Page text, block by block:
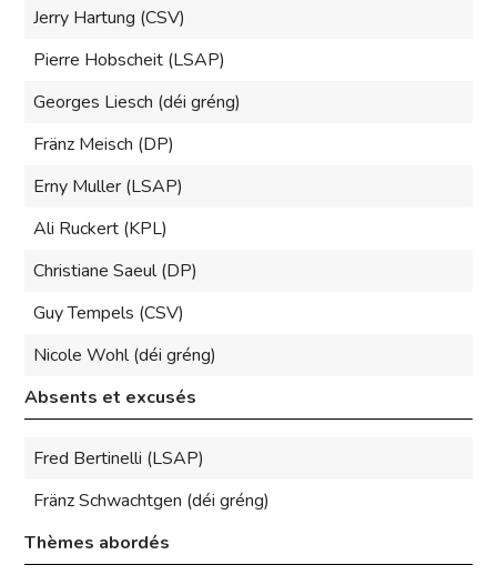
Jerry Hartung (CSV)
Pierre Hobscheit (LSAP)
Georges Liesch (déi gréng)
Fränz Meisch (DP)
Erny Muller (LSAP)
Ali Ruckert (KPL)
Christiane Saeul (DP)
Guy Tempels (CSV)
Nicole Wohl (déi gréng)
Absents et excusés
Fred Bertinelli (LSAP)
Fränz Schwachtgen (déi gréng)
Thèmes abordés